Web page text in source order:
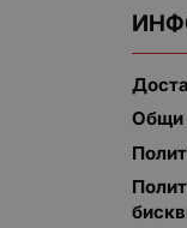
Общи